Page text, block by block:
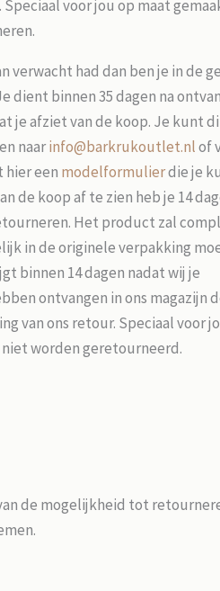
voor jou op maat
verwacht had dan ben je in de
dient binnen 35 dagen na
je afziet van de koop. Je kunt
naarinfo@barkrukoutlet.nlof
een modelformulierdie je
de koop af te zien heb je 14
Het product zal
in de originele verpakking
binnen 14 dagen nadat wij je
ontvangen in ons magazijn
van ons retour. Speciaal voor
worden geretourneerd.
de mogelijkheid tot